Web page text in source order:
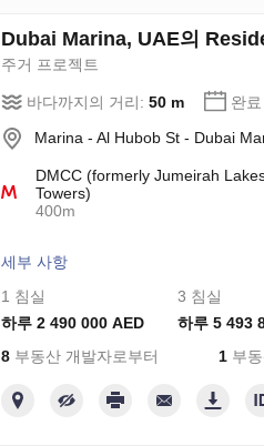
Dubai Marina, UAE의
주거 프로젝트
바다까지의 거리: 50 m 완
Marina - Al Hubob St - Dubai
DMCC (formerly Jumeirah
Towers)
400m
세부 사항
1 침실
하루 2 490 000 AED
3 침실
하루 5 493
8부동산 개발자로부터 1부동